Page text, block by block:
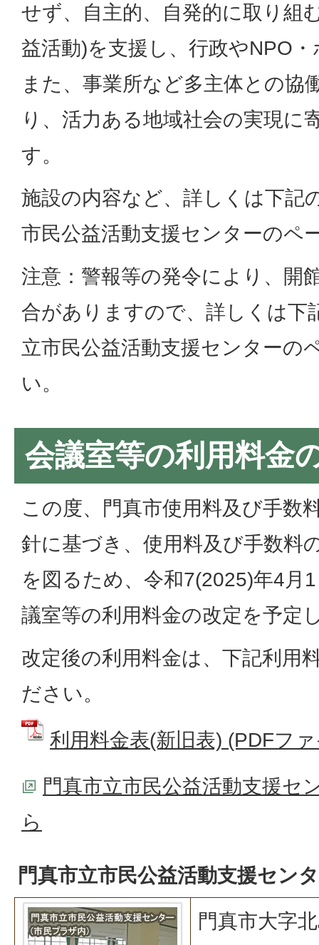
せず、自主的、自発的に取り組
益活動)を支援し、行政やNPO
また、事業所など多主体との協
り、活力ある地域社会の実現に
す。
施設の内容など、詳しくは下記
市民公益活動支援センターのペ
注意：警報等の発令により、開
合がありますので、詳しくは下
立市民公益活動支援センターの
い。
会議室等の利用料金
この度、門真市使用料及び手数
針に基づき、使用料及び手数料
を図るため、令和7(2025)年4月
議室等の利用料金の改定を予定
改定後の利用料金は、下記利用
ださい。
利用料金表(新旧表) (PDFフ
門真市立市民公益活動支援セ
ら
門真市立市民公益活動支援セン
門真市大字